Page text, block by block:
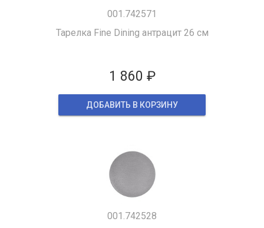
001.742571
Тарелка Fine Dining антрацит 26 см
1 860 ₽
ДОБАВИТЬ В КОРЗИНУ
001.742528